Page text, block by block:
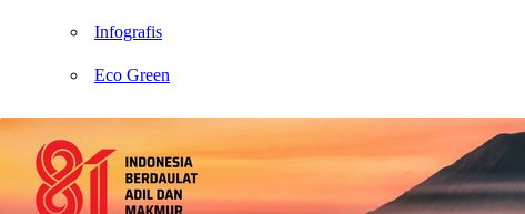
Infografis
Eco Green